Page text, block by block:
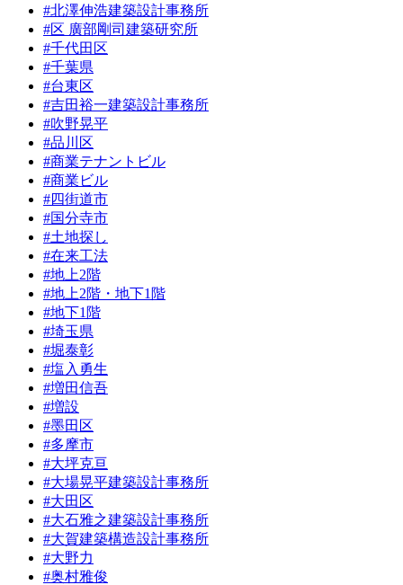
#北澤伸浩建築設計事務所
#区 廣部剛司建築研究所
#千代田区
#千葉県
#台東区
#吉田裕一建築設計事務所
#吹野晃平
#品川区
#商業テナントビル
#商業ビル
#四街道市
#国分寺市
#土地探し
#在来工法
#地上2階
#地上2階・地下1階
#地下1階
#埼玉県
#堀泰彰
#塩入勇生
#増田信吾
#増設
#墨田区
#多摩市
#大坪克亘
#大場晃平建築設計事務所
#大田区
#大石雅之建築設計事務所
#大賀建築構造設計事務所
#大野力
#奥村雅俊